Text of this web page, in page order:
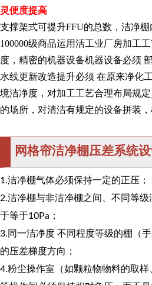
灵便度提高
支撑架式可提升FFU的总数，洁净
100000级商品运用活工业厂房加工
度，精密的机器设备机器设备必须
水线更新改造提升必须 在原来净化
境洁净度，对加工工艺合理布局规
的场所，对清洁有规定的设备拼装，
网格帘洁净棚压差系统
1.洁净棚气体必须保持一定的正压；
2.洁净棚与非洁净棚之间、不同等
于等于10Pa；
3.同一洁净度 不同程度等级的棚（
的压差梯度方向；
4.粉尘操作室（如颗粒物物料的取